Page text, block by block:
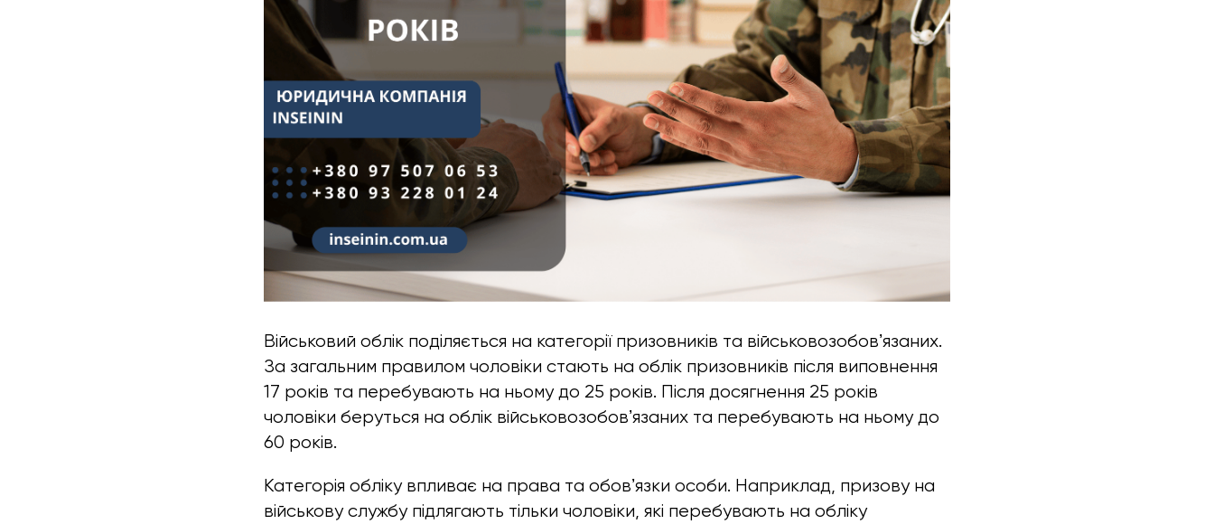
Військовий облік поділяється на категорії призовників та військовозобовʼязаних.
За загальним правилом чоловіки стають на облік призовників після виповнення
17 років та перебувають на ньому до 25 років. Після досягнення 25 років
чоловіки беруться на облік військовозобовʼязаних та перебувають на ньому до
60 років.
Категорія обліку впливає на права та обовʼязки особи. Наприклад, призову на
військову службу підлягають тільки чоловіки, які перебувають на обліку